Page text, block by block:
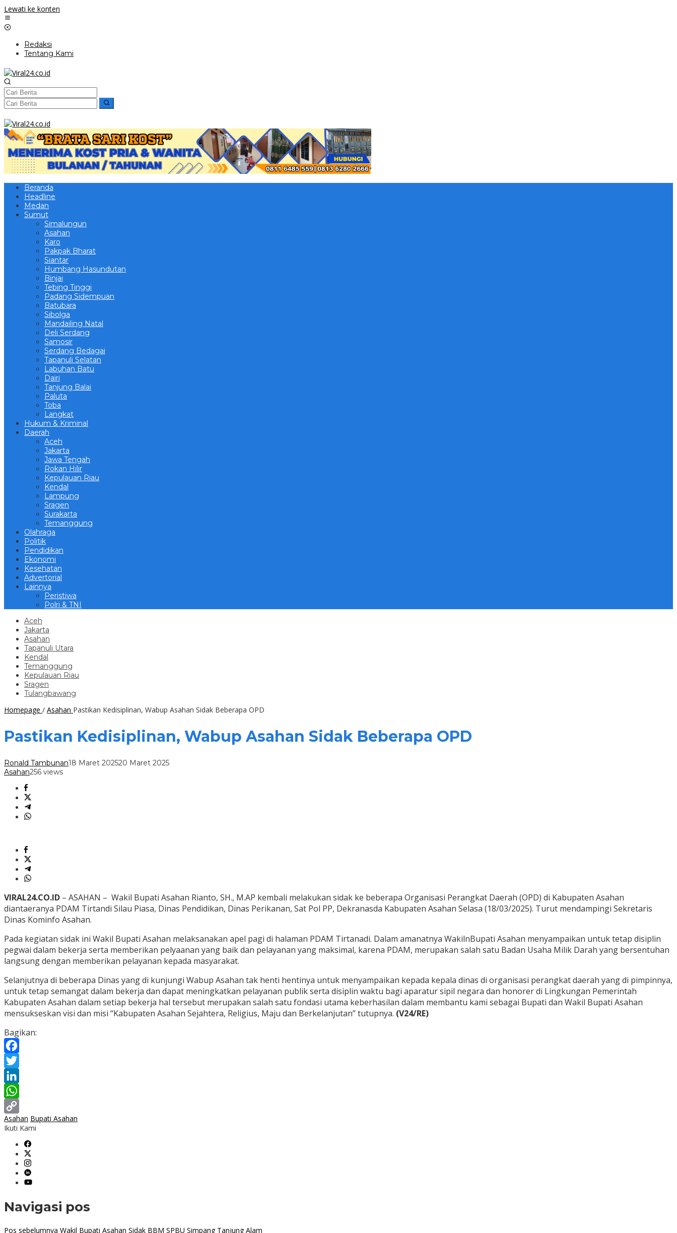
Lewati ke konten
Redaksi
Tentang Kami
Beranda
Headline
Medan
Sumut
Simalungun
Asahan
Karo
Pakpak Bharat
Siantar
Humbang Hasundutan
Binjai
Tebing Tinggi
Padang Sidempuan
Batubara
Sibolga
Mandailing Natal
Deli Serdang
Samosir
Serdang Bedagai
Tapanuli Selatan
Labuhan Batu
Dairi
Tanjung Balai
Paluta
Toba
Langkat
Hukum & Kriminal
Daerah
Aceh
Jakarta
Jawa Tengah
Rokan Hilir
Kepulauan Riau
Kendal
Lampung
Sragen
Surakarta
Temanggung
Olahraga
Politik
Pendidikan
Ekonomi
Kesehatan
Advertorial
Lainnya
Peristiwa
Polri & TNI
Aceh
Jakarta
Asahan
Tapanuli Utara
Kendal
Temanggung
Kepulauan Riau
Sragen
Tulangbawang
Homepage / Asahan Pastikan Kedisiplinan, Wabup Asahan Sidak Beberapa OPD
Pastikan Kedisiplinan, Wabup Asahan Sidak Beberapa OPD
Ronald Tambunan18 Maret 202520 Maret 2025
Asahan256 views
VIRAL24.CO.ID – ASAHAN – Wakil Bupati Asahan Rianto, SH., M.AP kembali melakukan sidak ke beberapa Organisasi Perangkat Daerah (OPD) di Kabupaten Asahan
diantaeranya PDAM Tirtandi Silau Piasa, Dinas Pendidikan, Dinas Perikanan, Sat Pol PP, Dekranasda Kabupaten Asahan Selasa (18/03/2025). Turut mendampingi Sekretaris
Dinas Kominfo Asahan.
Pada kegiatan sidak ini Wakil Bupati Asahan melaksanakan apel pagi di halaman PDAM Tirtanadi. Dalam amanatnya WakilnBupati Asahan menyampaikan untuk tetap disiplin
pegwai dalam bekerja serta memberikan pelyaanan yang baik dan pelayanan yang maksimal, karena PDAM, merupakan salah satu Badan Usaha Milik Darah yang bersentuhan
langsung dengan memberikan pelayanan kepada masyarakat.
Selanjutnya di beberapa Dinas yang di kunjungi Wabup Asahan tak henti hentinya untuk menyampaikan kepada kepala dinas di organisasi perangkat daerah yang di pimpinnya,
untuk tetap semangat dalam bekerja dan dapat meningkatkan pelayanan publik serta disiplin waktu bagi aparatur sipil negara dan honorer di Lingkungan Pemerintah
Kabupaten Asahan dalam setiap bekerja hal tersebut merupakan salah satu fondasi utama keberhasilan dalam membantu kami sebagai Bupati dan Wakil Bupati Asahan
mensukseskan visi dan misi “Kabupaten Asahan Sejahtera, Religius, Maju dan Berkelanjutan” tutupnya. (V24/RE)
Bagikan:
Facebook
Twitter
LinkedIn
WhatsApp
Copy
Asahan Bupati Asahan
Ikuti Kami
Navigasi pos
Pos sebelumnya Wakil Bupati Asahan Sidak BBM SPBU Simpang Tanjung Alam